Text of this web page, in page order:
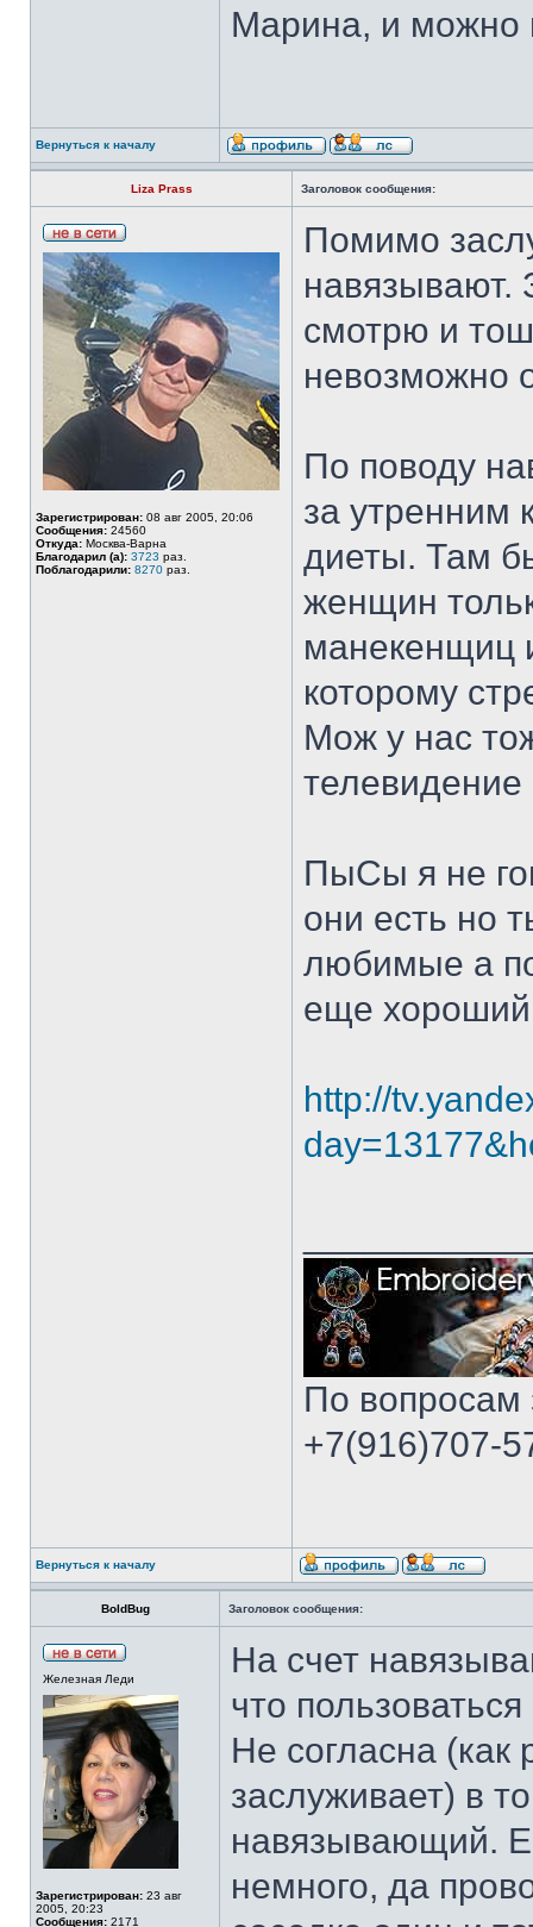
Марина, и можно
Вернуться к началу
Liza Prass Заголовок сообщения:
Зарегистрирован: 08 авг 2005, 20:06
Сообщения: 24560
Откуда: Москва-Варна
Благодарил (а): 3723 раз.
Поблагодарили: 8270 раз.
Помимо
навязывают.
смотрю и
невозможно
По поводу
за утренним
диеты. Там
женщин
манекенщиц
которому
Мож у нас
ПыСы я не
они есть но
любимые а
еще хороший
http://
По вопросам
+7(916)707-
Вернуться к началу
BoldBug Заголовок сообщения:
Железная Леди
Зарегистрирован: 23 авг
2005, 20:23
Сообщения: 2171
На счет
что
Не согласна (как
заслуживает) в
навязывающий.
немного, да